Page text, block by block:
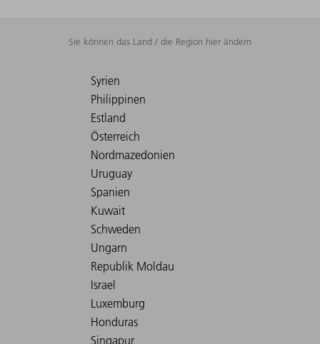
Sie können das Land / die Region hier ändern